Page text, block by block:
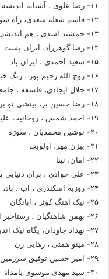
۱۱- رضا علوی ، آشیانه اندیشه ها
۱۲- قاسم شعله سعدی، راه سوم
۱۳- جمشید اسدی ، هم اندیشی
۱۴- رضا گوهرزاد، ایران پست
۱۵- سعید احمدی ، ایران پاد
۱۶- روح الله رحیم پور ، زنگ خبر
۱۷- جلال ایجادی، فلسفه ، جامعه شناسی ، سیاست
۱۸- رضا حسین بر، بینشی نو برای ایرانی نو
۱۹- احمد شمس ، روحانیت علیه روحانیت- عبور
۲۰- نوشین محمدیان ، سوژه
۲۱- بیژن مهر، اولویت
۲۲- امان، نینا
۲۳- علی جوادی ، برای دنیایی بهتر
۲۴- روزبه اسکندری ، آب ، باد، خاک
۲۵- نیک آهنگ کوثر ، آبانگان
۲۶- بهمن شاهنگیان ، رستاخیز ایرانگرایان
۲۷- بهداد جاودان، پگاه نیک اندیشی
۲۸- مینو همتی ، رهایی زن
۲۹- امیر حسین توفیق سرزمین فرصت ها
۳۰- سید مهدی موسوی بامداد